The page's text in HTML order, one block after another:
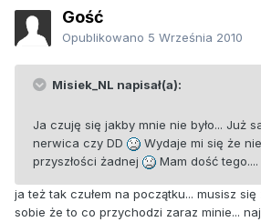
Gość
Opublikowano 5 Września 2010
Misiek_NL napisał(a):
Ja czuję się jakby mnie nie było... Już
nerwica czy DD
Wydaje mi się że
przyszłości żadnej
Mam dość tego....
ja też tak czułem na początku... musisz
sobie że to co przychodzi zaraz minie...